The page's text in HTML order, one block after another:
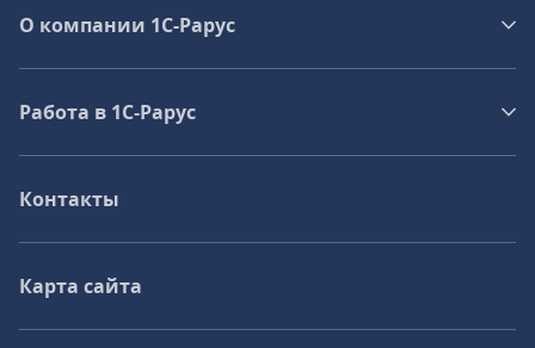
О компании 1C-Рарус
Работа в 1С‑Рарус
Контакты
Карта сайта